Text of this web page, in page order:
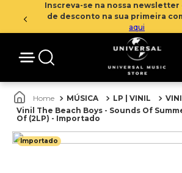
Inscreva-se na nossa newsletter
de desconto na sua primeira
aqui
MÚSICA LP | VINIL
Vinil The Beach Boys - Sounds Of
Of (2LP) - Importado
Importado